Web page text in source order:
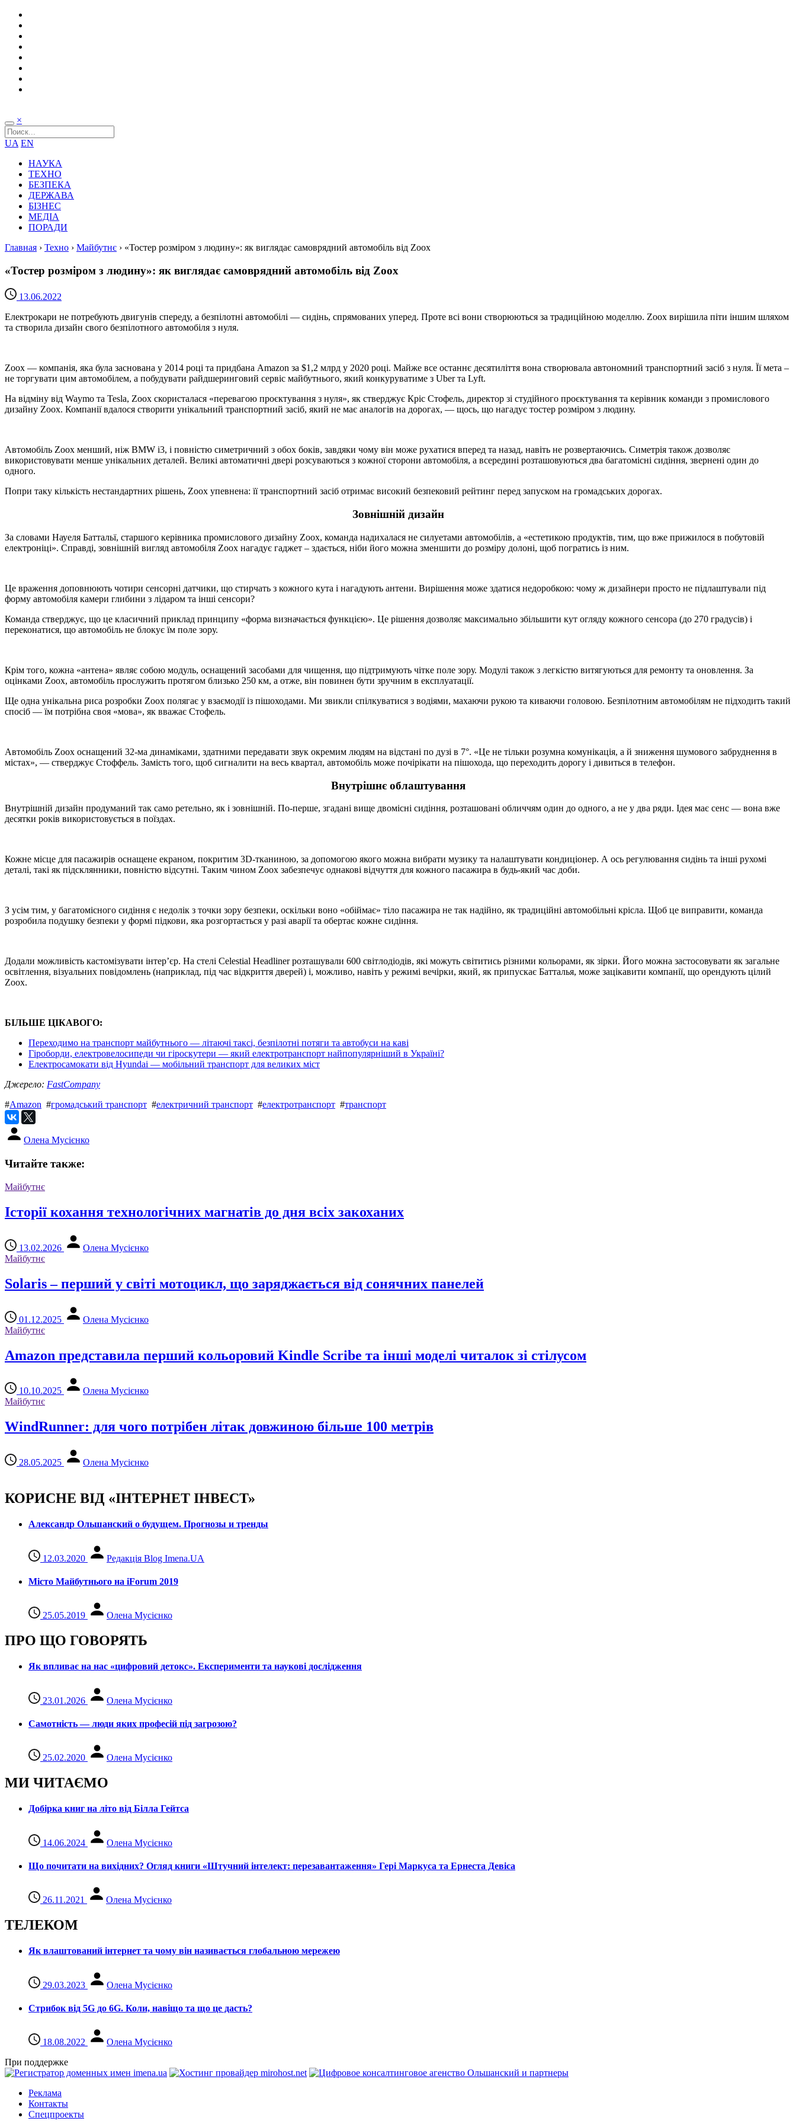
×
UA EN
НАУКА
ТЕХНО
БЕЗПЕКА
ДЕРЖАВА
БІЗНЕС
МЕДІА
ПОРАДИ
Главная › Техно › Майбутнє › «Тостер розміром з людину»: як виглядає самоврядний автомобіль від Zoox
«Тостер розміром з людину»: як виглядає самоврядний автомобіль від Zoox
13.06.2022
Електрокари не потребують двигунів спереду, а безпілотні автомобілі — сидінь, спрямованих уперед. Проте всі вони створюються за традиційною моделлю. Zoox вирішила піти іншим шляхом
та створила дизайн свого безпілотного автомобіля з нуля.
Zoox — компанія, яка була заснована у 2014 році та придбана Amazon за $1,2 млрд у 2020 році. Майже все останнє десятиліття вона створювала автономний транспортний засіб з нуля. Її мета –
не торгувати цим автомобілем, а побудувати райдшеринговий сервіс майбутнього, який конкуруватиме з Uber та Lyft.
На відміну від Waymo та Tesla, Zoox скористалася «перевагою проєктування з нуля», як стверджує Кріс Стофель, директор зі студійного проєктування та керівник команди з промислового
дизайну Zoox. Компанії вдалося створити унікальний транспортний засіб, який не має аналогів на дорогах, — щось, що нагадує тостер розміром з людину.
Автомобіль Zoox менший, ніж BMW i3, і повністю симетричний з обох боків, завдяки чому він може рухатися вперед та назад, навіть не розвертаючись. Симетрія також дозволяє
використовувати менше унікальних деталей. Великі автоматичні двері розсуваються з кожної сторони автомобіля, а всередині розташовуються два багатомісні сидіння, звернені один до
одного.
Попри таку кількість нестандартних рішень, Zoox упевнена: її транспортний засіб отримає високий безпековий рейтинг перед запуском на громадських дорогах.
Зовнішній дизайн
За словами Науеля Баттальї, старшого керівника промислового дизайну Zoox, команда надихалася не силуетами автомобілів, а «естетикою продуктів, тим, що вже прижилося в побутовій
електроніці». Справді, зовнішній вигляд автомобіля Zoox нагадує гаджет – здається, ніби його можна зменшити до розміру долоні, щоб погратись із ним.
Це враження доповнюють чотири сенсорні датчики, що стирчать з кожного кута і нагадують антени. Вирішення може здатися недоробкою: чому ж дизайнери просто не підлаштували під
форму автомобіля камери глибини з лідаром та інші сенсори?
Команда стверджує, що це класичний приклад принципу «форма визначається функцією». Це рішення дозволяє максимально збільшити кут огляду кожного сенсора (до 270 градусів) і
переконатися, що автомобіль не блокує їм поле зору.
Крім того, кожна «антена» являє собою модуль, оснащений засобами для чищення, що підтримують чітке поле зору. Модулі також з легкістю витягуються для ремонту та оновлення. За
оцінками Zoox, автомобіль прослужить протягом близько 250 км, а отже, він повинен бути зручним в експлуатації.
Ще одна унікальна риса розробки Zoox полягає у взаємодії із пішоходами. Ми звикли спілкуватися з водіями, махаючи рукою та киваючи головою. Безпілотним автомобілям не підходить такий
спосіб — їм потрібна своя «мова», як вважає Стофель.
Автомобіль Zoox оснащений 32-ма динаміками, здатними передавати звук окремим людям на відстані по дузі в 7°. «Це не тільки розумна комунікація, а й зниження шумового забруднення в
містах», — стверджує Стоффель. Замість того, щоб сигналити на весь квартал, автомобіль може почірікати на пішохода, що переходить дорогу і дивиться в телефон.
Внутрішнє облаштування
Внутрішній дизайн продуманий так само ретельно, як і зовнішній. По-перше, згадані вище двомісні сидіння, розташовані обличчям один до одного, а не у два ряди. Ідея має сенс — вона вже
десятки років використовується в поїздах.
Кожне місце для пасажирів оснащене екраном, покритим 3D-тканиною, за допомогою якого можна вибрати музику та налаштувати кондиціонер. А ось регулювання сидінь та інші рухомі
деталі, такі як підсклянники, повністю відсутні. Таким чином Zoox забезпечує однакові відчуття для кожного пасажира в будь-який час доби.
З усім тим, у багатомісного сидіння є недолік з точки зору безпеки, оскільки воно «обіймає» тіло пасажира не так надійно, як традиційні автомобільні крісла. Щоб це виправити, команда
розробила подушку безпеки у формі підкови, яка розгортається у разі аварії та обертає кожне сидіння.
Додали можливість кастомізувати інтер’єр. На стелі Celestial Headliner розташували 600 світлодіодів, які можуть світитись різними кольорами, як зірки. Його можна застосовувати як загальне
освітлення, візуальних повідомлень (наприклад, під час відкриття дверей) і, можливо, навіть у режимі вечірки, який, як припускає Батталья, може зацікавити компанії, що орендують цілий
Zoox.
БІЛЬШЕ ЦІКАВОГО:
Переходимо на транспорт майбутнього — літаючі таксі, безпілотні потяги та автобуси на каві
Гіроборди, електровелосипеди чи гіроскутери — який електротранспорт найпопулярніший в Україні?
Електросамокати від Hyundai — мобільний транспорт для великих міст
Джерело: FastCompany
#Amazon #громадський транспорт #електричний транспорт #електротранспорт #транспорт
Олена Мусієнко
Читайте также:
Майбутнє
Історії кохання технологічних магнатів до дня всіх закоханих
13.02.2026
Олена Мусієнко
Майбутнє
Solaris – перший у світі мотоцикл, що заряджається від сонячних панелей
01.12.2025
Олена Мусієнко
Майбутнє
Amazon представила перший кольоровий Kindle Scribe та інші моделі читалок зі стілусом
10.10.2025
Олена Мусієнко
Майбутнє
WindRunner: для чого потрібен літак довжиною більше 100 метрів
28.05.2025 Олена Мусієнко
КОРИСНЕ ВІД «ІНТЕРНЕТ ІНВЕСТ»
Александр Ольшанский о будущем. Прогнозы и тренды
12.03.2020 Редакція Blog Imena.UA
Місто Майбутнього на iForum 2019
25.05.2019 Олена Мусієнко
ПРО ЩО ГОВОРЯТЬ
Як впливає на нас «цифровий детокс». Експерименти та наукові дослідження
23.01.2026 Олена Мусієнко
Самотність — люди яких професій під загрозою?
25.02.2020 Олена Мусієнко
МИ ЧИТАЄМО
Добірка книг на літо від Білла Гейтса
14.06.2024 Олена Мусієнко
Що почитати на вихідних? Огляд книги «Штучний інтелект: перезавантаження» Гері Маркуса та Ернеста Девіса
26.11.2021 Олена Мусієнко
ТЕЛЕКОМ
Як влаштований інтернет та чому він називається глобальною мережею
29.03.2023 Олена Мусієнко
Стрибок від 5G до 6G. Коли, навіщо та що це даcть?
18.08.2022
Олена Мусієнко
При поддержке
Реклама
Контакты
Спецпроекты